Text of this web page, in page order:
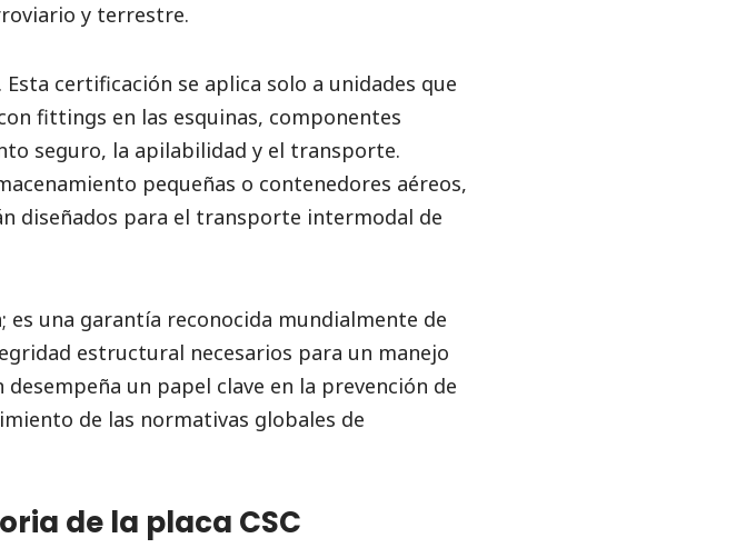
y terrestre.
certificación se aplica solo a unidades que
fittings en las esquinas, componentes
seguro, la apilabilidad y el transporte.
pequeñas o contenedores aéreos,
diseñados para el transporte intermodal de
es una garantía reconocida mundialmente de
estructural necesarios para un manejo
un papel clave en la prevención de
de las normativas globales de
de la placa CSC